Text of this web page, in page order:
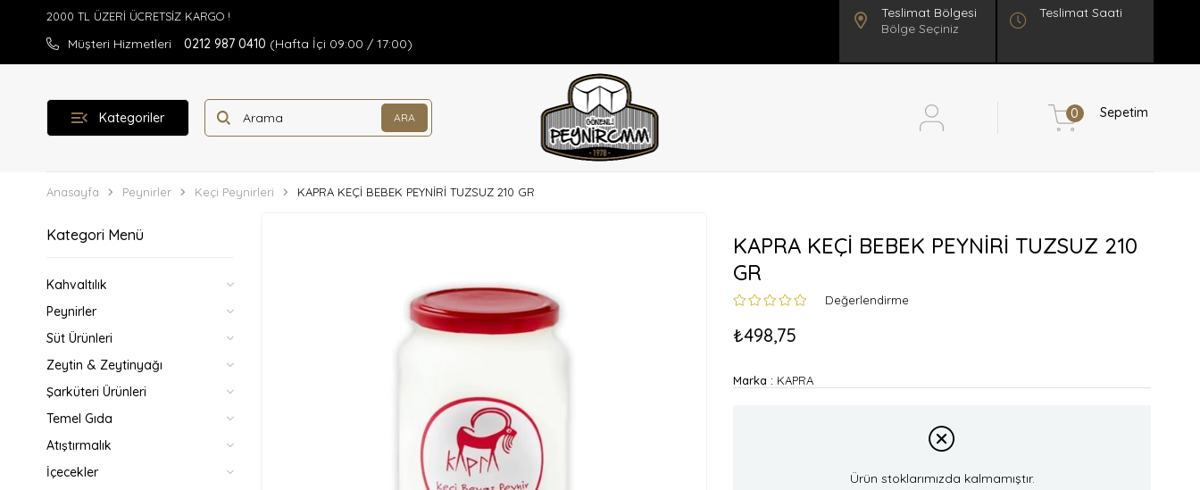
Müşteri Hizmetleri 0212 987 0410 (Hafta İçi 09:00 / 17:00)
Bölge Seçiniz
Teslimat Saati
Kategoriler Sepetim
0
Anasayfa Peynirler Keçi Peynirleri KAPRA KEÇİ BEBEK PEYNİRİ TUZSUZ 210 GR
Kategori Menü
Kahvaltılık
Peynirler
Süt Ürünleri
Zeytin & Zeytinyağı
Şarküteri Ürünleri
Temel Gıda
Atıştırmalık
İçecekler
KAPRA KEÇİ BEBEK PEYNİRİ TUZSUZ 210
GR
Değerlendirme
₺498,75
Marka : KAPRA
Ürün stoklarımızda kalmamıştır.